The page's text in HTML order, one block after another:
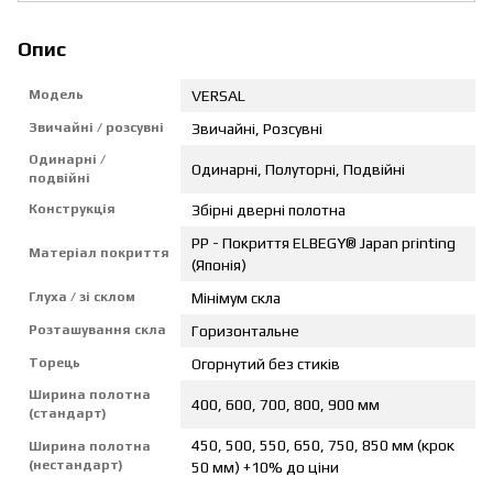
Опис
Модель VERSAL
Звичайні / розсувні Звичайні, Розсувні
Одинарні /
подвійні
Одинарні, Полуторні, Подвійні
Конструкція Збірні дверні полотна
Матеріал покриття
PP - Покриття ELBEGY® Japan printing
(Японія)
Глуха / зі склом Мінімум скла
Розташування скла Горизонтальне
Торець Огорнутий без стиків
Ширина полотна
(стандарт)
400, 600, 700, 800, 900 мм
Ширина полотна
(нестандарт)
450, 500, 550, 650, 750, 850 мм (крок
50 мм) +10% до ціни